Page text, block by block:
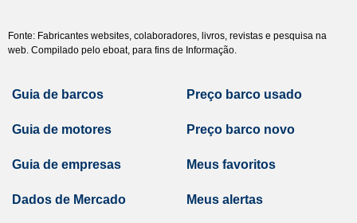
Fonte: Fabricantes websites, colaboradores, livros, revistas e pesquisa na
web. Compilado pelo eboat, para fins de Informação.
Guia de barcos
Guia de motores
Guia de empresas
Dados de Mercado
Preço barco usado
Preço barco novo
Meus favoritos
Meus alertas